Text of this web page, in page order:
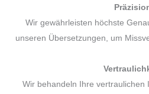
Wir gewährleisten höchste
unseren Übersetzungen, um
Wir behandeln Ihre